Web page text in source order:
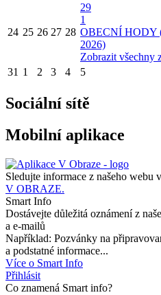
24 25 26 27 28
29
1
OBECNÍ HODY
2026)
Zobrazit všechny
31 1 2 3 4 5
Sociální sítě
Mobilní aplikace
Sledujte informace z našeho webu v
V OBRAZE.
Smart Info
Dostávejte důležitá oznámení z
a e-mailů
Například: Pozvánky na
a podstatné informace...
Více o Smart Info
Přihlásit
Co znamená Smart info?